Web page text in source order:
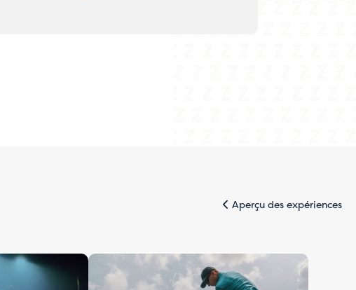
Aperçu des expériences